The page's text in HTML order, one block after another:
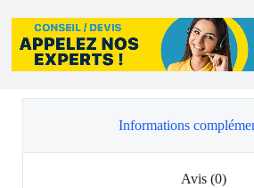
Informations
Avis (0)